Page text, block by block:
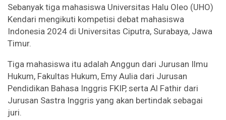
Sebanyak tiga mahasiswa Universitas Halu Oleo (UHO)
Kendari mengikuti kompetisi debat mahasiswa
Indonesia 2024 di Universitas Ciputra, Surabaya, Jawa
Timur.
Tiga mahasiswa itu adalah Anggun dari Jurusan Ilmu
Hukum, Fakultas Hukum, Emy Aulia dari Jurusan
Pendidikan Bahasa Inggris FKIP, serta Al Fathir dari
Jurusan Sastra Inggris yang akan bertindak sebagai
juri.